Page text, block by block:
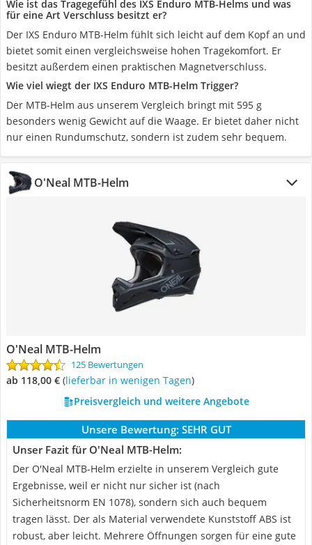
Wie ist das Tragegefühl des IXS Enduro MTB-Helms und was
für eine Art Verschluss besitzt er?
Der IXS Enduro MTB-Helm fühlt sich leicht auf dem Kopf an und
bietet somit einen vergleichsweise hohen Tragekomfort. Er
besitzt außerdem einen praktischen Magnetverschluss.
Wie viel wiegt der IXS Enduro MTB-Helm Trigger?
Der MTB-Helm aus unserem Vergleich bringt mit 595 g
besonders wenig Gewicht auf die Waage. Er bietet daher nicht
nur einen Rundumschutz, sondern ist zudem sehr bequem.
O'Neal MTB-Helm
O'Neal MTB-Helm
125 Bewertungen
ab 118,00 € ( Lieferbar in wenigen Tagen)
Preisvergleich und weitere Angebote
Unsere Bewertung: SEHR GUT
Unser Fazit für O'Neal MTB-Helm:
Der O'Neal MTB-Helm erzielte in unserem Vergleich gute
Ergebnisse, weil er nicht nur sicher ist (nach
Sicherheitsnorm EN 1078), sondern sich auch bequem
tragen lässt. Der als Material verwendete Kunststoff ABS ist
robust, aber leicht. Mehrere Öffnungen sorgen für eine gute